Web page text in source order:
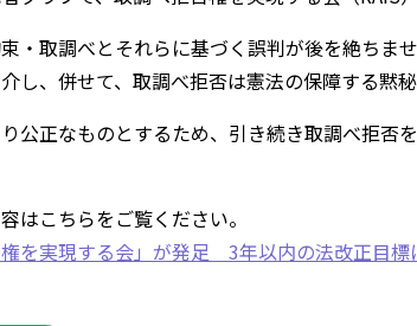
・取調べとそれらに基づく誤判が後を絶ちま
し、併せて、取調べ拒否は憲法の保障する黙
公正なものとするため、引き続き取調べ拒否
はこちらをご覧ください。
権を実現する会」が発足 3年以内の法改正目